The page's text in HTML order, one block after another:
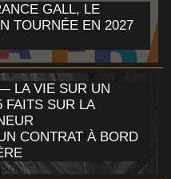
GALL, LE
TOURNÉE EN 2027
LA VIE SUR UN
FAITS SUR LA
CONTRAT À BORD